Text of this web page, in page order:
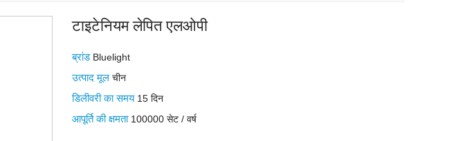
टाइटेनियम लेपित एलओपी
ब्रांड Bluelight
उत्पाद मूलचीन
डिलीवरी का समय 15 दिन
आपूर्ति की क्षमता 100000 सेट / वर्ष